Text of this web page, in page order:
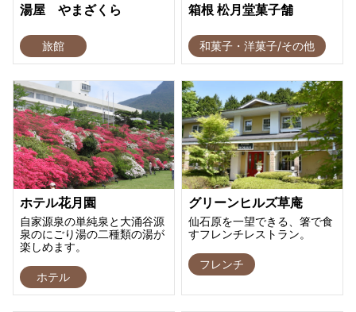
湯屋 やまざくら
旅館
箱根 松月堂菓子舗
和菓子・洋菓子/その他
ホテル花月園
自家源泉の単純泉と大涌谷源
泉のにごり湯の二種類の湯が
楽しめます。
ホテル
グリーンヒルズ草庵
仙石原を一望できる、箸で食
すフレンチレストラン。
フレンチ